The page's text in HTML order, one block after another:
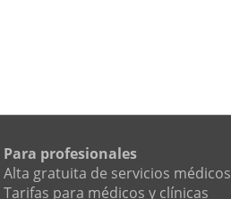
Para profesionales
Alta gratuita de servicios médicos
Tarifas para médicos y clínicas